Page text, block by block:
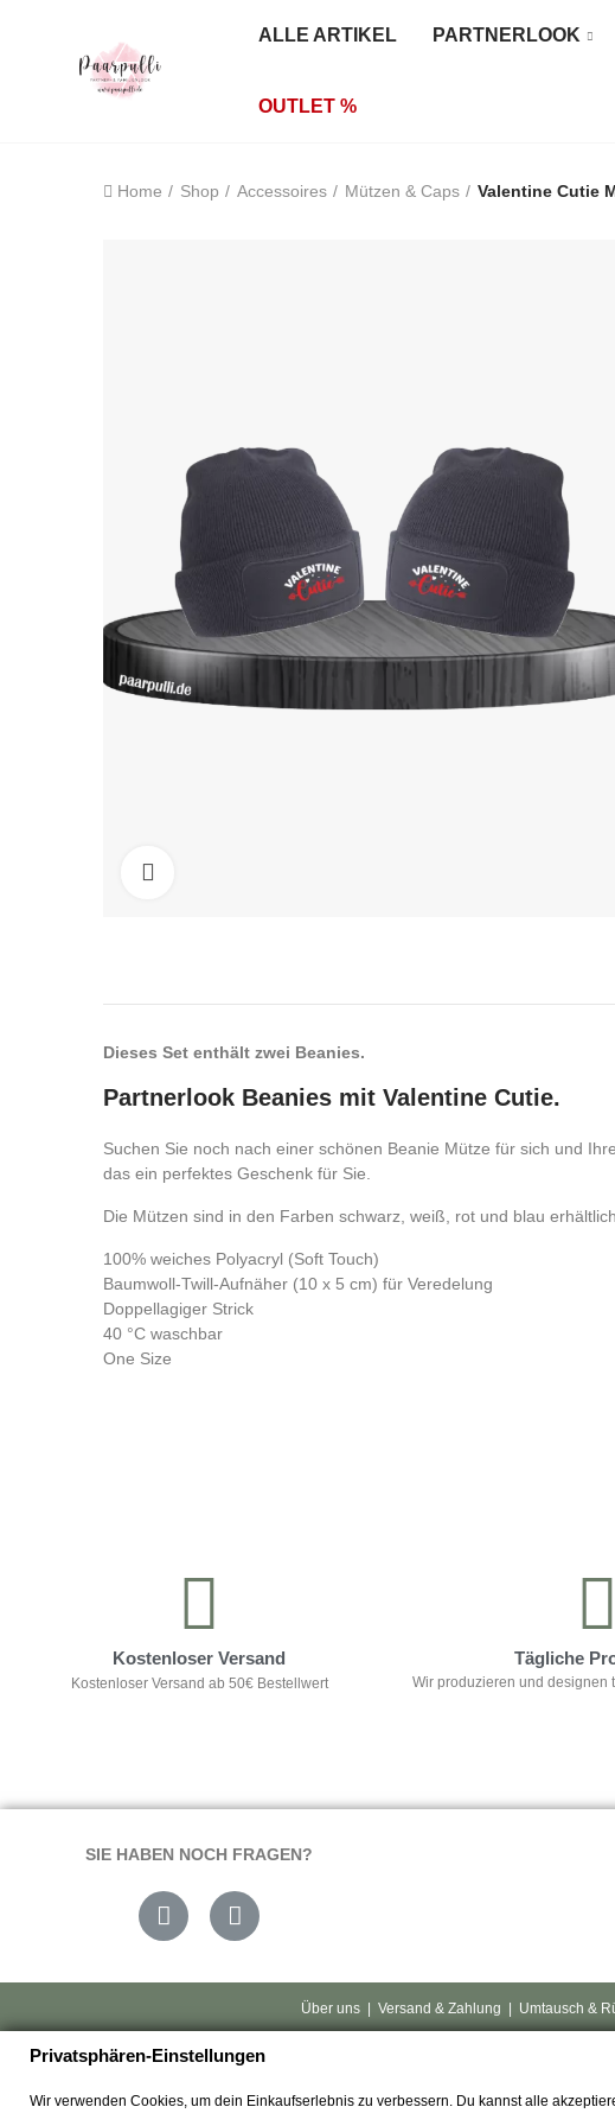
ALLE ARTIKEL PARTNERLOOK
OUTLET %
Home Shop Accessoires Mützen & Caps Valentine Cutie
Dieses Set enthält zwei Beanies.
Partnerlook Beanies mit Valentine Cutie.
Suchen Sie noch nach einer schönen Beanie Mütze für sich und
das ein perfektes Geschenk für Sie.
Die Mützen sind in den Farben schwarz, weiß, rot und blau erhältlich.
100% weiches Polyacryl (Soft Touch)
Baumwoll-Twill-Aufnäher (10 x 5 cm) für Veredelung
Doppellagiger Strick
40 °C waschbar
One Size
Kostenloser Versand
Kostenloser Versand ab 50€ Bestellwert
Tägliche
Wir produzieren und designen
SIE HABEN NOCH FRAGEN?
Über uns| Versand & Zahlung Umtausch &
Privatsphären-Einstellungen
Wir verwenden Cookies, um dein Einkaufserlebnis zu verbessern. Du kannst alle